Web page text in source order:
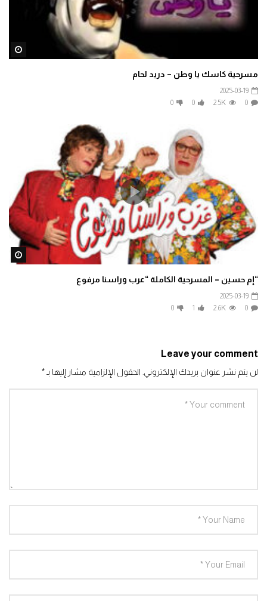
مسرحية كاسك يا وطن – دريد لحام
2025-03-19
0
2.5K
0
0
“إم حسين – المسرحية الكاملة “عرب وراسنا مرفوع
2025-03-19
0
2.6K
1
0
Leave your comment
لن يتم نشر عنوان بريدك الإلكتروني. الحقول الإلزامية مشار إليها بـ *